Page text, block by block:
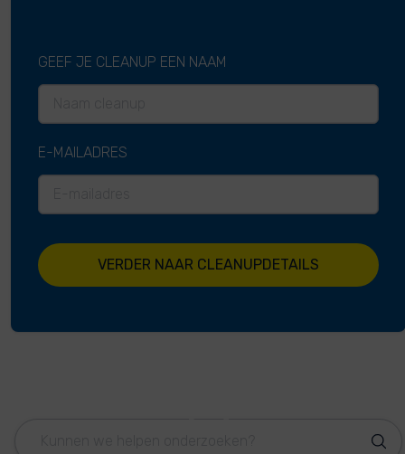
GEEF JE CLEANUP EEN NAAM
E-MAILADRES
VERDER NAAR CLEANUPDETAILS